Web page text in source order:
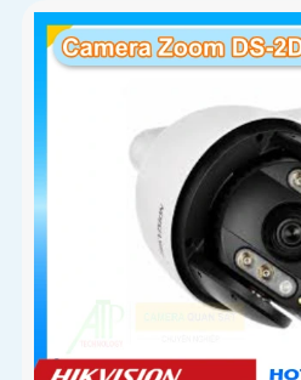
trong khi AI AcuSense hỗ trợ
tiện, chụp tối đa 5 khuôn mặt